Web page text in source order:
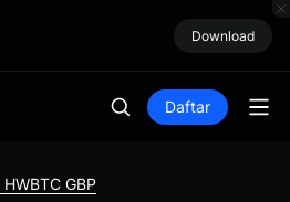
Download
Daftar
GBP